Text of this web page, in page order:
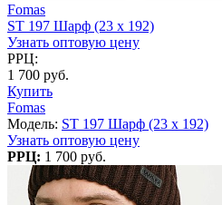
Fomas
ST 197 Шарф (23 х 192)
Узнать оптовую цену
РРЦ:
1 700 руб.
Купить
Fomas
Модель: ST 197 Шарф (23 х 192)
Узнать оптовую цену
РРЦ: 1 700 руб.